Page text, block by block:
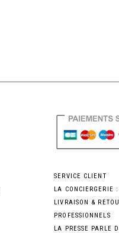
SERVICE CLIENT
LA CONCIERGERIE
LIVRAISON &
PROFESSIONNELS
LA PRESSE PARLE